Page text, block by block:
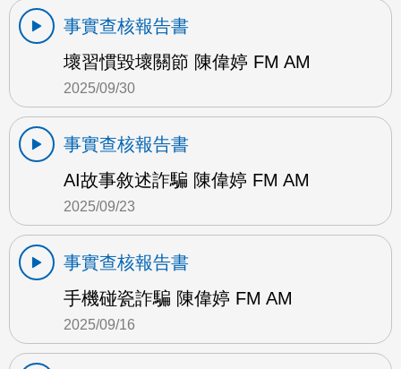
事實查核報告書
壞習慣毀壞關節 陳偉婷 FM AM
2025/09/30
事實查核報告書
AI故事敘述詐騙 陳偉婷 FM AM
2025/09/23
事實查核報告書
手機碰瓷詐騙 陳偉婷 FM AM
2025/09/16